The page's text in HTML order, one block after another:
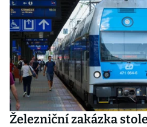
Železniční zakázka